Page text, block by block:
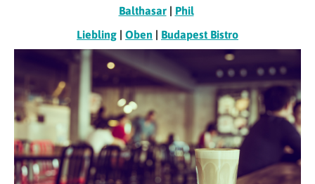
Balthasar| Phil
Liebling | Oben | Budapest Bistro